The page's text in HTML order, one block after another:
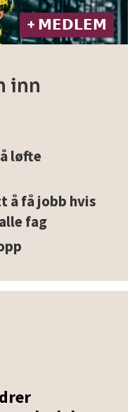
+ 𝗠𝗘𝗗𝗟𝗘𝗠
inn
løfte
å få jobb hvis
fag